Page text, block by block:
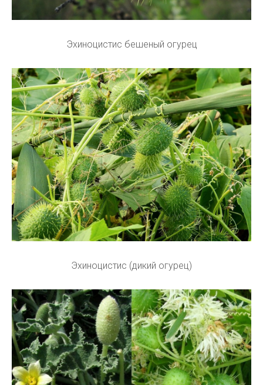
Эхиноцистис бешеный огурец
Эхиноцистис (дикий огурец)